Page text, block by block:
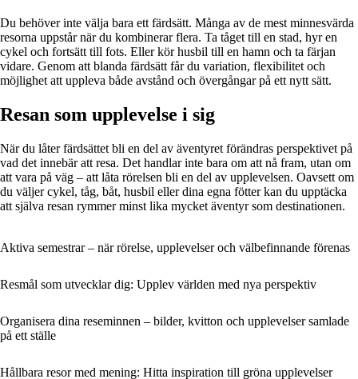
Du behöver inte välja bara ett färdsätt. Många av de mest minnesvärda
resorna uppstår när du kombinerar flera. Ta tåget till en stad, hyr en
cykel och fortsätt till fots. Eller kör husbil till en hamn och ta färjan
vidare. Genom att blanda färdsätt får du variation, flexibilitet och
möjlighet att uppleva både avstånd och övergångar på ett nytt sätt.
Resan som upplevelse i sig
När du låter färdsättet bli en del av äventyret förändras perspektivet på
vad det innebär att resa. Det handlar inte bara om att nå fram, utan om
att vara på väg – att låta rörelsen bli en del av upplevelsen. Oavsett om
du väljer cykel, tåg, båt, husbil eller dina egna fötter kan du upptäcka
att själva resan rymmer minst lika mycket äventyr som destinationen.
Aktiva semestrar – när rörelse, upplevelser och välbefinnande förenas
Resmål som utvecklar dig: Upplev världen med nya perspektiv
Organisera dina reseminnen – bilder, kvitton och upplevelser samlade
på ett ställe
Hållbara resor med mening: Hitta inspiration till gröna upplevelser